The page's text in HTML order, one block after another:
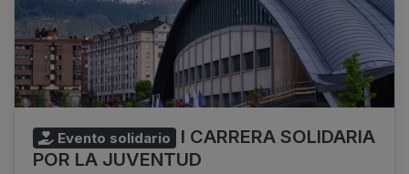
Evento solidario
I CARRERA SOLIDARIA
POR LA JUVENTUD